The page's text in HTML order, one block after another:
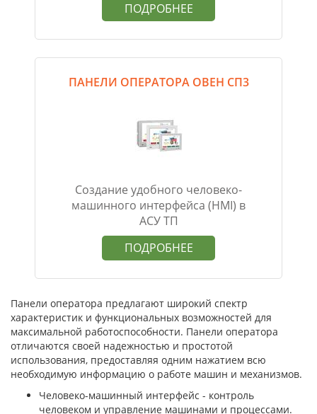
ПОДРОБНЕЕ
ПАНЕЛИ ОПЕРАТОРА ОВЕН СП3
Создание удобного человеко-
машинного интерфейса (HMI) в
АСУ ТП
ПОДРОБНЕЕ
Панели оператора предлагают широкий спектр
характеристик и функциональных возможностей для
максимальной работоспособности. Панели оператора
отличаются своей надежностью и простотой
использования, предоставляя одним нажатием всю
необходимую информацию о работе машин и механизмов.
Человеко-машинный интерфейс - контроль
человеком и управление машинами и процессами.